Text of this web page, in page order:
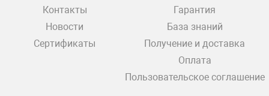
Контакты
Новости
Сертификаты
Гарантия
База знаний
Получение и доставка
Оплата
Пользовательское соглашение